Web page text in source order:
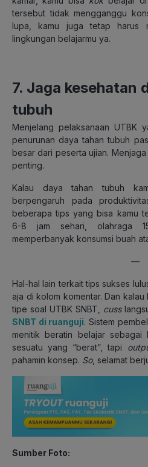
tersebut tidak mengganggu
lupa, kamu juga tetap harus
lingkungan belajarmu ya.
7. Jaga kesehatan
tubuh
Menjelang pelaksanaan UTBK
penurunan daya tahan tubuh
besar dari peserta ujian.
penting.
Kalau daya tahan tubuh
berpengaruh pada
beberapa tips yang bisa kamu
6-8 jam sehari, olahraga
memperbanyak konsumsi buah
—
Hal-hal lain terkait tips sukses
aja di kolom komentar. Dan
tipe soal UTBK SNBT, cuss
SNBT di ruanguji. Sistem
menitik beratin belajar
sesuatu yang “berat”, tapi
pahamin konsep. So, selamat
Sumber Foto: